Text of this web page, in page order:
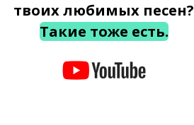
твоих любимых песен?
Такие тоже есть.